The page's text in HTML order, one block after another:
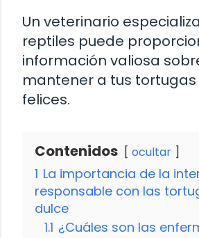
Un veterinario
reptiles puede
información valiosa
mantener a tus tortugas
felices.
Contenidos ocultar
1 La importancia de la
responsable con las
dulce
1.1 ¿Cuáles son las